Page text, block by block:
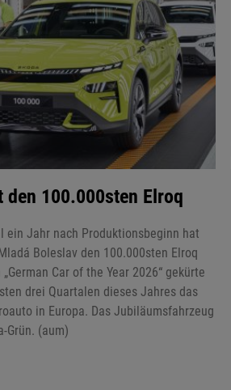
den 100.000sten Elroq
ein Jahr nach Produktionsbeginn hat
Boleslav den 100.000sten Elroq
Car of the Year 2026“ gekürte
drei Quartalen dieses Jahres das
in Europa. Das Jubiläumsfahrzeug
Grün. (aum)